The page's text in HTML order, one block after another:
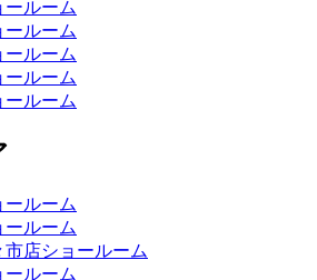
ルーム
ルーム
ルーム
ールーム
ールーム
ールーム
ルーム
店ショールーム
ルーム